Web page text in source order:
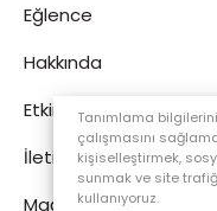
Eğlence
Hakkında
Etkinlik
İletişim
Mağaza
Tanımlama
çalışmasını
kişiselleştirmek,
sunmak ve site
kullanıyoruz.